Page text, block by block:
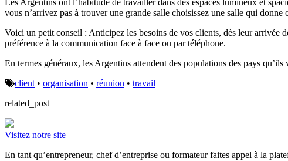
vous n’arrivez pas à trouver une grande salle choisissez une salle qui donne
Voici un petit conseil : Anticipez les besoins de vos clients, dès leur arrivée
préférence à la communication face à face ou par téléphone.
En termes généraux, les Argentins attendent des populations des pays
client • organisation • réunion • travail
related_post
Visitez notre site
En tant qu’entrepreneur, chef d’entreprise ou formateur faites appel à la